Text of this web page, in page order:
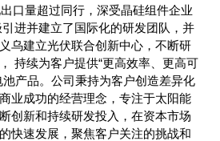
口量超过同行，深受晶硅组件企业
进并建立了国际化的研发团队，并
乌建立光伏联合创新中心，不断研
持续为客户提供“更高效率、更高可
产品。公司秉持为客户创造差异化
业成功的经营理念，专注于太阳能
创新和持续研发投入，在资本市场
快速发展，聚焦客户关注的挑战和